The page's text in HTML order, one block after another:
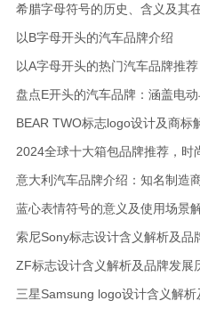
希腊字母符号的历史、含义及其
以B字母开头的汽车品牌介绍
以A字母开头的热门汽车品牌推荐
盘点E开头的汽车品牌：涵盖电
BEAR TWO标志logo设计及商标
2024全球十大箱包品牌推荐，时
意大利汽车品牌介绍：知名制造
蓝心表情符号的意义及使用场景
索尼Sony标志设计含义解析及品
ZF标志设计含义解析及品牌发展
三星Samsung logo设计含义解析